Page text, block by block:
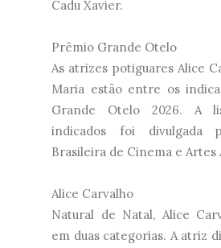
Cadu Xavier.
Prêmio Grande Otelo
As atrizes potiguares Alice
Maria estão entre os
Grande Otelo 2026. A
indicados foi divulgada
Brasileira de Cinema e Artes
Alice Carvalho
Natural de Natal, Alice
em duas categorias. A atriz